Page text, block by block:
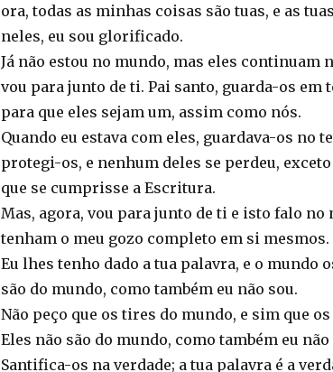
ora, todas as minhas coisas são tuas, e as
neles, eu sou glorificado.
Já não estou no mundo, mas eles continuam
vou para junto de ti. Pai santo, guarda-os em
para que eles sejam um, assim como nós.
Quando eu estava com eles, guardava-os no
protegi-os, e nenhum deles se perdeu,
que se cumprisse a Escritura.
Mas, agora, vou para junto de ti e isto falo no
tenham o meu gozo completo em si mesmos.
Eu lhes tenho dado a tua palavra, e o mundo
são do mundo, como também eu não sou.
Não peço que os tires do mundo, e sim que
Eles não são do mundo, como também eu não
Santifica-os na verdade; a tua palavra é a